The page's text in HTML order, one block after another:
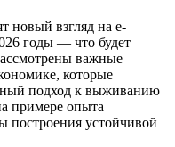
новый взгляд на e-
годы — что будет
важные
которые
подход к выживанию
примере опыта
построения устойчивой